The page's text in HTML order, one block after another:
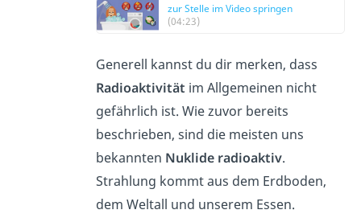
zur Stelle im Video springen
(04:23)
Generell kannst du dir merken, dass
Radioaktivität im Allgemeinen nicht
gefährlich ist. Wie zuvor bereits
beschrieben, sind die meisten uns
bekannten Nuklide radioaktiv.
Strahlung kommt aus dem Erdboden,
dem Weltall und unserem Essen.